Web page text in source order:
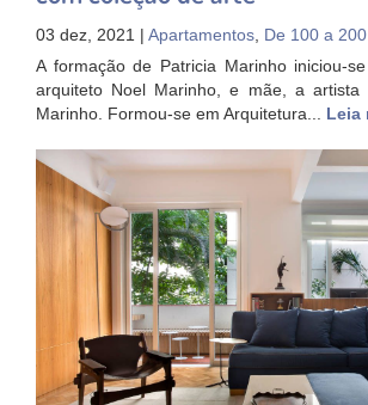
03 dez, 2021 | Apartamentos, De 100 a
A formação de Patricia Marinho iniciou-
arquiteto Noel Marinho, e mãe, a artista
Marinho. Formou-se em Arquitetura... Leia